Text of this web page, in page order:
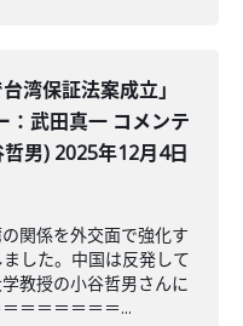
台湾保証法案成立」
：武田真一 コメンテ
男) 2025年12月4日
関係を外交面で強化す
した。中国は反発して
教授の小谷哲男さんに
＝＝＝＝＝＝...